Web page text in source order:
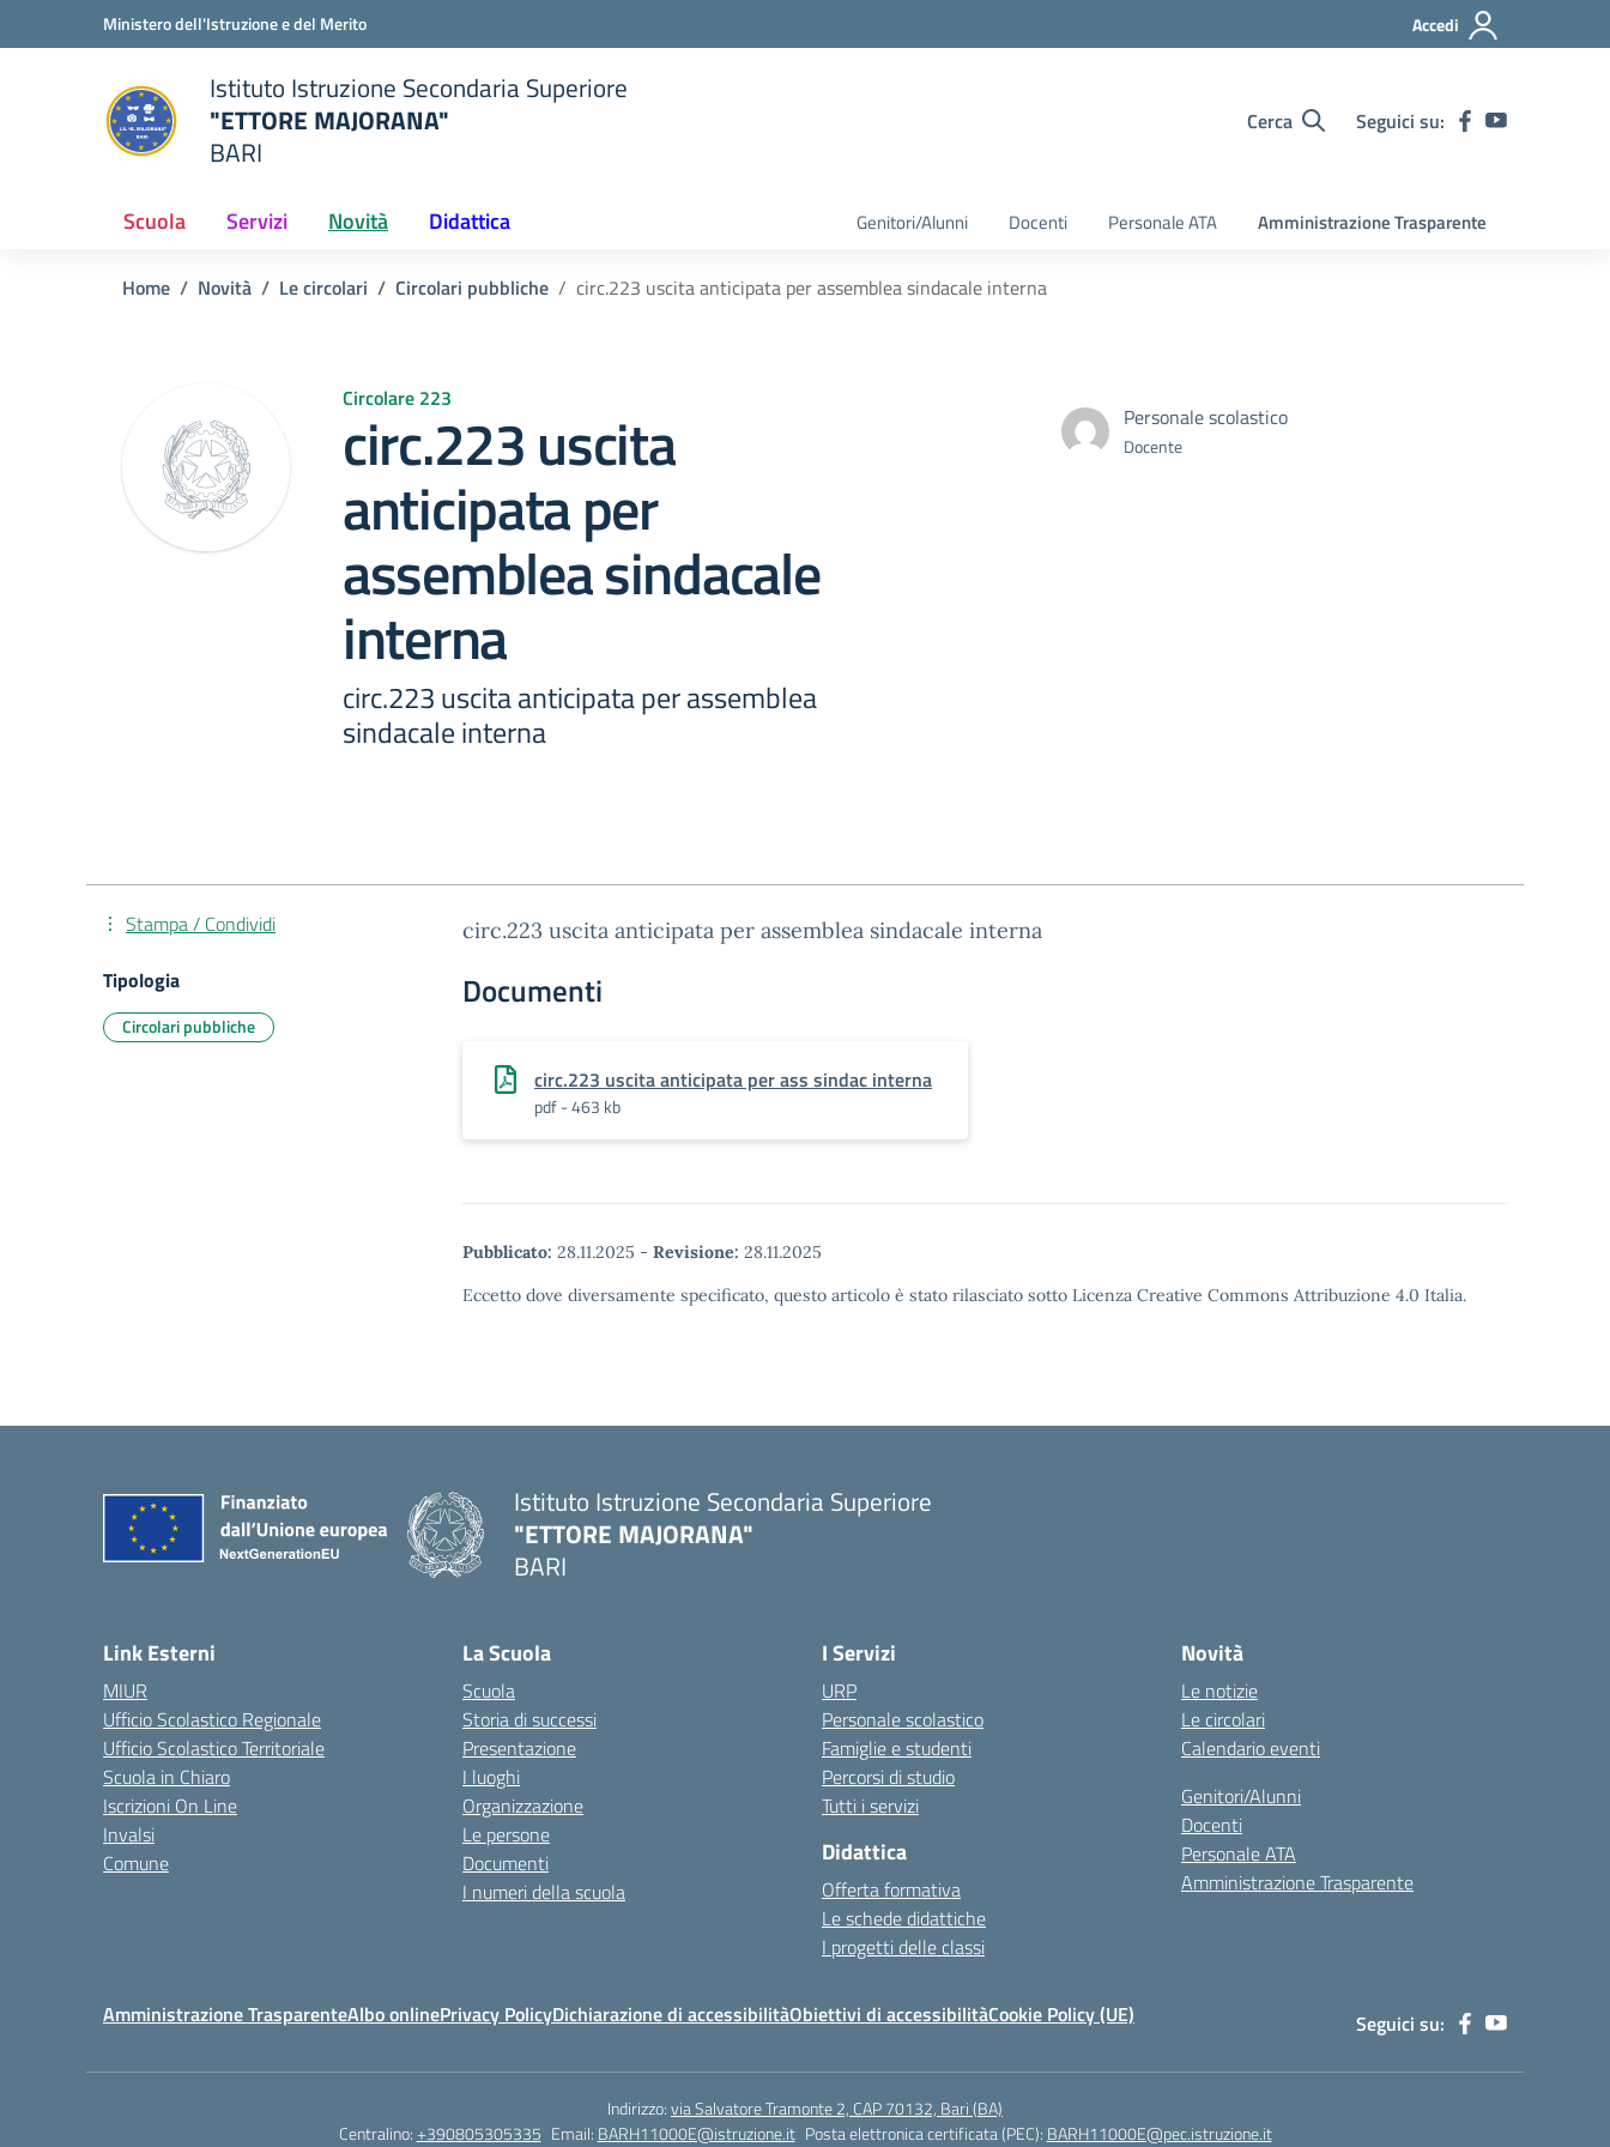
Vai ai contenuti
Vai al menu di navigazioneMinistero dell'Istruzione e del Merito Accedi
scuola
Istituto Istruzione Secondaria Superiore
"ETTORE MAJORANA"
BARI
Cerca Seguici su:
Scuola Servizi Novità Didattica Genitori/Alunni Docenti Personale ATA Amministrazione Trasparente
Home Novità Le circolari Circolari pubbliche circ.223 uscita anticipata per assemblea sindacale interna
Circolare 223
circ.223 uscita
anticipata per
assemblea sindacale
interna
circ.223 uscita anticipata per assemblea
sindacale interna
Personale scolastico
Docente
circ.223 uscita anticipata per assemblea sindacale interna
Documenti
circ.223 uscita anticipata per ass sindac interna
pdf - 463 kb
Pubblicato: 28.11.2025 - Revisione: 28.11.2025
Eccetto dove diversamente specificato, questo articolo è stato rilasciato sotto Licenza Creative Commons Attribuzione 4.0 Italia.
Stampa / Condividi
Tipologia
Circolari pubbliche
Istituto Istruzione Secondaria Superiore
"ETTORE MAJORANA"
BARI
Link Esterni
MIUR
Ufficio Scolastico Regionale
Ufficio Scolastico Territoriale
Scuola in Chiaro
Iscrizioni On Line
Invalsi
Comune
La Scuola
Scuola
Storia di successi
Presentazione
I luoghi
Organizzazione
Le persone
Documenti
I numeri della scuola
I Servizi
URP
Personale scolastico
Famiglie e studenti
Percorsi di studio
Tutti i servizi
Didattica
Offerta formativa
Le schede didattiche
I progetti delle classi
Novità
Le notizie
Le circolari
Calendario eventi
Genitori/Alunni
Docenti
Personale ATA
Amministrazione Trasparente
Amministrazione TrasparenteAlbo onlinePrivacy PolicyDichiarazione di accessibilitàObiettivi di accessibilitàCookie Policy (UE) Seguici su:
Indirizzo:via Salvatore Tramonte 2, CAP 70132, Bari (BA)
Centralino:+390805305335 Email: BARH11000E@istruzione.it Posta elettronica certificata (PEC): BARH11000E@pec.istruzione.it